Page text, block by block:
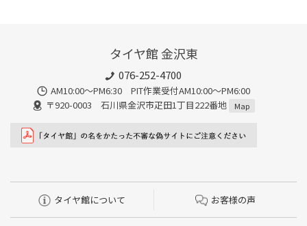
タイヤ館 金沢東
076-252-4700
AM10:00～PM6:30 PIT作業受付AM10:00～PM6:00
〒920-0003 石川県金沢市疋田1丁目222番地
Map
タイヤ館について お客様の声